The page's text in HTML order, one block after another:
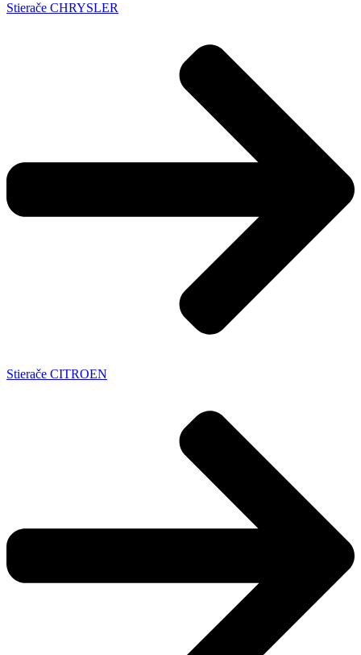
Stierače CHRYSLER
Stierače CITROEN